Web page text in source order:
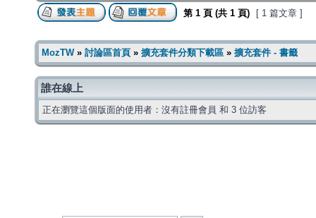
第 1 頁 (共 1 頁) [ 1 篇文章 ]
MozTW» 討論區首頁 » 擴充套件分類下載區 » 擴充套件 - 書籤
誰在線上
正在瀏覽這個版面的使用者：沒有註冊會員 和 3 位訪客